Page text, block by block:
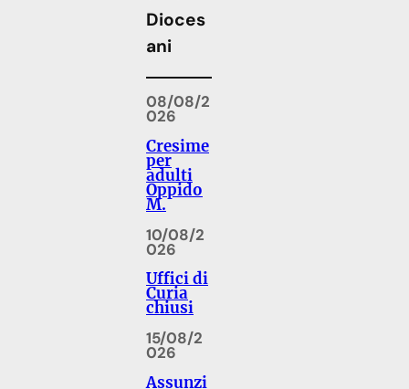
Dioces
ani
08/08/2
026
Cresime
per
adulti
Oppido
M.
10/08/2
026
Uffici di
Curia
chiusi
15/08/2
026
Assunzi